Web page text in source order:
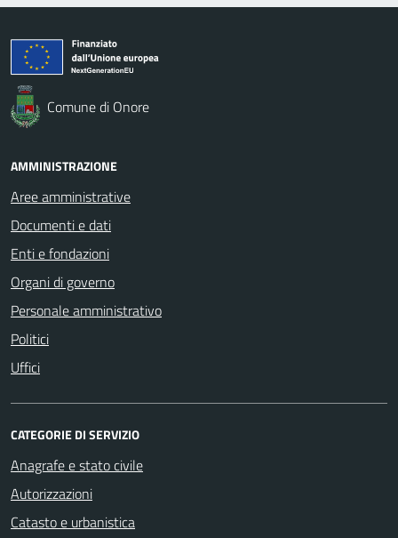
Comune di Onore
AMMINISTRAZIONE
Aree amministrative
Documenti e dati
Enti e fondazioni
Organi di governo
Personale amministrativo
Politici
Uffici
CATEGORIE DI SERVIZIO
Anagrafe e stato civile
Autorizzazioni
Catasto e urbanistica